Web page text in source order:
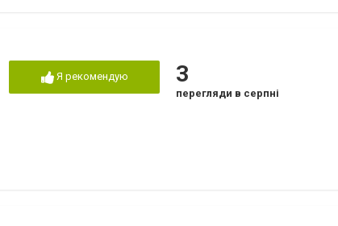
Я рекомендую 3
перегляди в серпні